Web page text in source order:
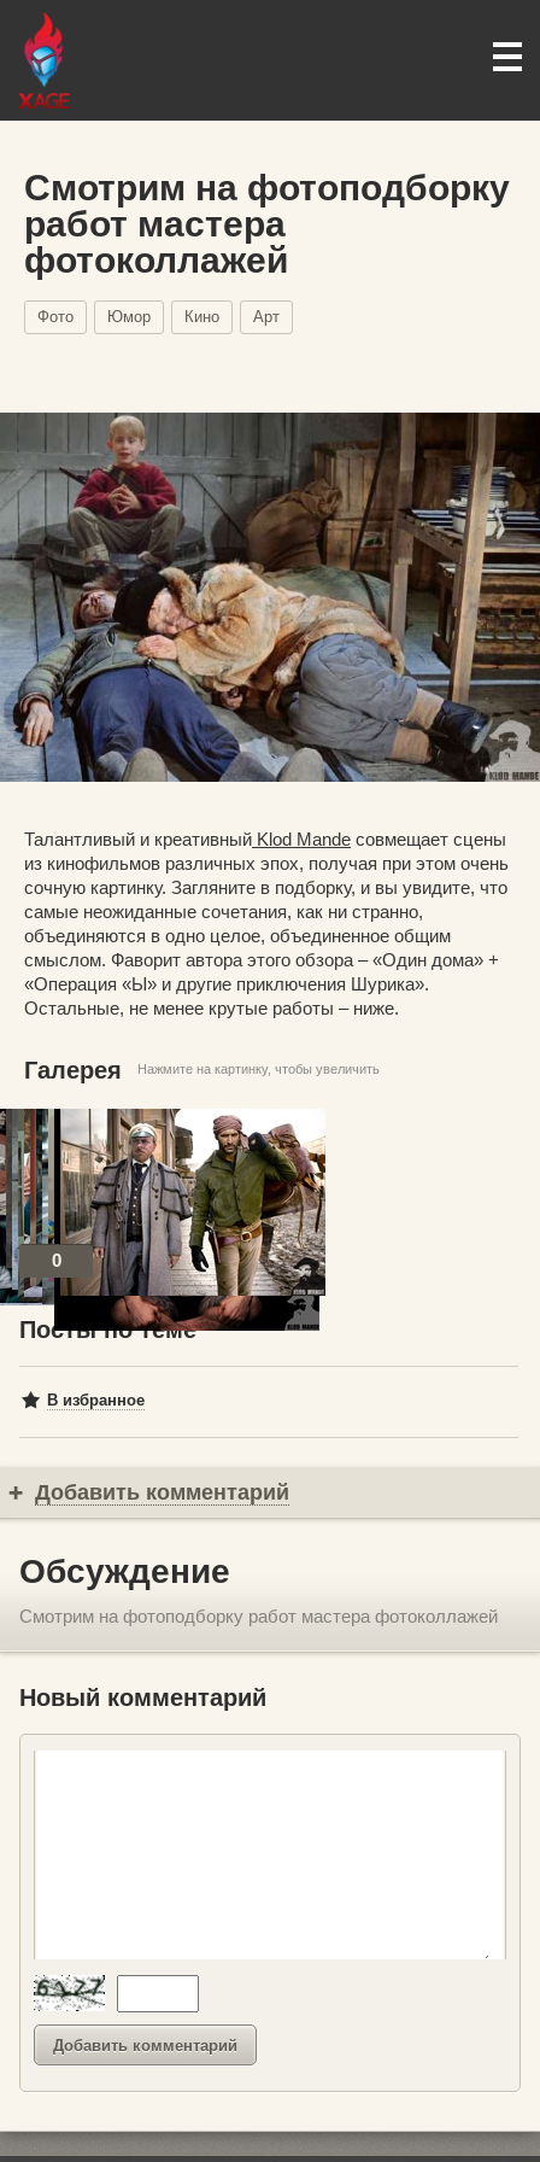
Смотрим на фотоподборку
работ мастера
фотоколлажей
Фото Юмор Кино Арт
Талантливый и креативный Klod Mande совмещает сцены
из кинофильмов различных эпох, получая при этом очень
сочную картинку. Загляните в подборку, и вы увидите, что
самые неожиданные сочетания, как ни странно,
объединяются в одно целое, объединенное общим
смыслом. Фаворит автора этого обзора – «Один дома» +
«Операция «Ы» и другие приключения Шурика».
Остальные, не менее крутые работы – ниже.
Галерея Нажмите на картинку, чтобы увеличить
0
Посты по теме
В избранное
Добавить комментарий
Обсуждение
Смотрим на фотоподборку работ мастера фотоколлажей
Новый комментарий